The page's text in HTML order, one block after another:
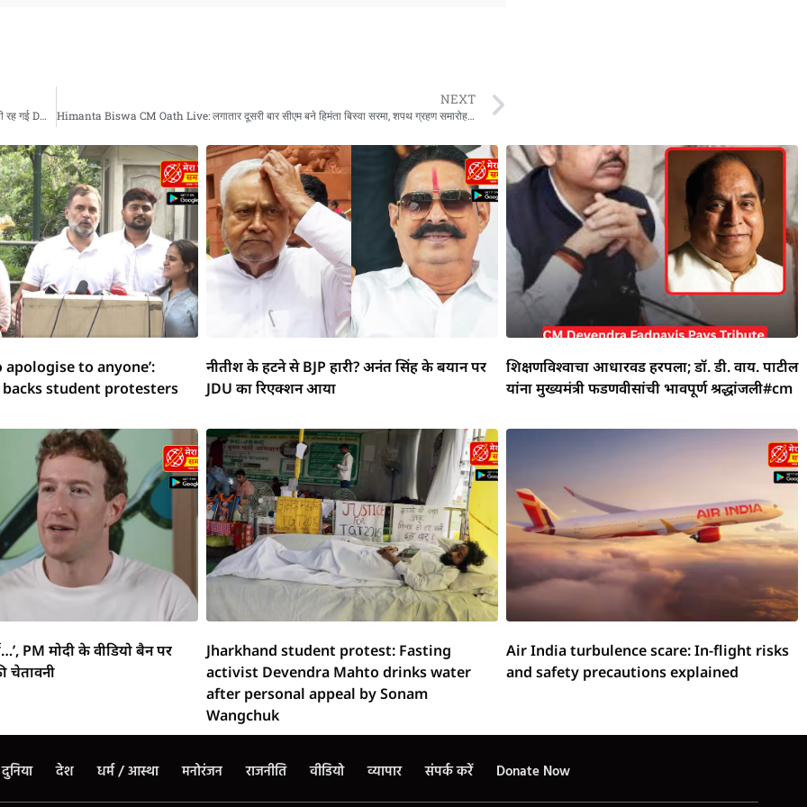
विजय के ‘राजतिलक’ के बाद बदला सियासी समीकरण, TVK को मिला AIADMK का साथ, देखती रह गई DMK
NEXT
Himanta Biswa CM Oath Live: लगातार दूसरी बार सीएम बने हिमंता बिस्वा सरमा, शपथ ग्रहण समारोह में पहुंचे मोदी- शाह
apologise to anyone’:
backs student protesters
नीतीश के हटने से BJP हारी? अनंत सिंह के बयान पर
JDU का रिएक्शन आया
शिक्षणविश्वाचा आधारवड हरपला; डॉ. डी. वाय. पाटील
यांना मुख्यमंत्री फडणवीसांची भावपूर्ण श्रद्धांजली#cm
PM मोदी के वीडियो बैन पर
चेतावनी
Jharkhand student protest: Fasting
activist Devendra Mahto drinks water
after personal appeal by Sonam
Wangchuk
Air India turbulence scare: In-flight risks
and safety precautions explained
दुनिया देश धर्म / आस्था मनोरंजन राजनीति वीडियो व्यापार संपर्क करें Donate Now